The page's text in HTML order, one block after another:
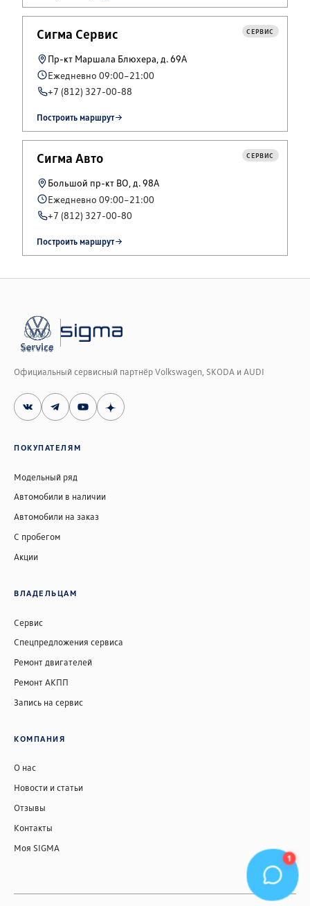
Сигма Сервис СЕРВИС
Пр-кт Маршала Блюхера, д. 69А
Ежедневно 09:00–21:00
+7 (812) 327-00-88
Построить маршрут
Сигма Авто СЕРВИС
Большой пр-кт ВО, д. 98А
Ежедневно 09:00–21:00
+7 (812) 327-00-80
Построить маршрут
Официальный сервисный партнёр Volkswagen, SKODA и AUDI
ПОКУПАТЕЛЯМ
Модельный ряд
Автомобили в наличии
Автомобили на заказ
С пробегом
Акции
ВЛАДЕЛЬЦАМ
Сервис
Спецпредложения сервиса
Ремонт двигателей
Ремонт АКПП
Запись на сервис
КОМПАНИЯ
О нас
Новости и статьи
Отзывы
Контакты
Моя SIGMA